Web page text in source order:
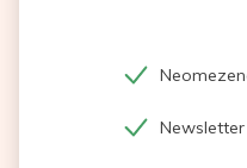
Newsletter